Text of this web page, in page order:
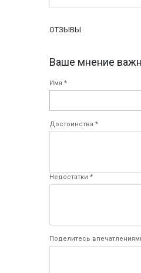
ОТЗЫВЫ
Ваше мнение
Имя *
Достоинства *
Недостатки *
Поделитесь